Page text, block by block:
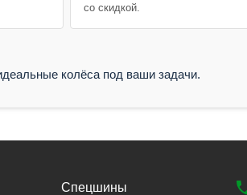
со скидкой.
колёса под ваши задачи.
Спецшины